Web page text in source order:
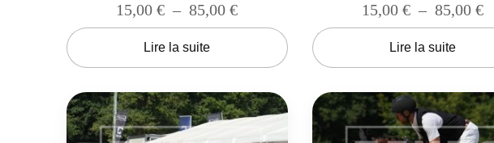
15,00€ – 85,00€
Lire la suite
15,00 € – 85,00 €
Lire la suite